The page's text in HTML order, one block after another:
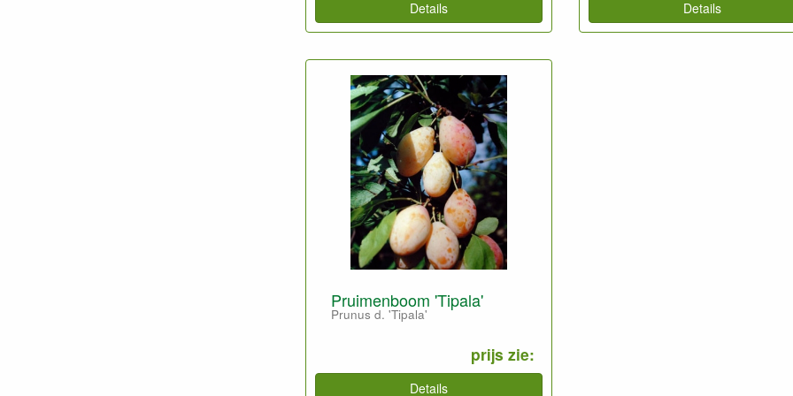
Details Details
Pruimenboom 'Tipala'
Prunus d. 'Tipala'
prijs zie:
Details